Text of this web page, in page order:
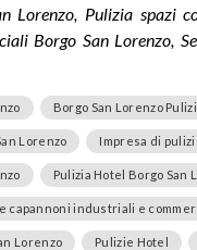
Lorenzo, Pulizia spazi
Borgo San Lorenzo,
Borgo San Lorenzo
Lorenzo Impresa di
Pulizia Hotel Borgo San
capannoni industriali e
Lorenzo Pulizie Hotel